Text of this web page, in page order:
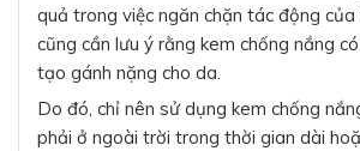
quả trong việc ngăn chặn tác động của
cũng cần lưu ý rằng kem chống nắng
tạo gánh nặng cho da.
Do đó, chỉ nên sử dụng kem chống
phải ở ngoài trời trong thời gian dài